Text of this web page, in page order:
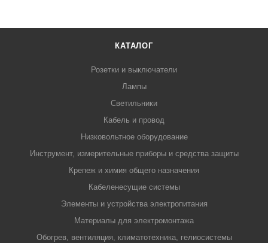
КАТАЛОГ
Розетки и выключатели
Лампы
Светильники
Кабель и провод
Низковольтное оборудование
Инструмент, измерительные приборы и средства защиты
Крепеж и химия общего назначения
Кабеленесущие системы
Элементы и устройства электропитания
Материалы для электромонтажа
Обогрев, вентиляция, климатотехника, гелиосистемы